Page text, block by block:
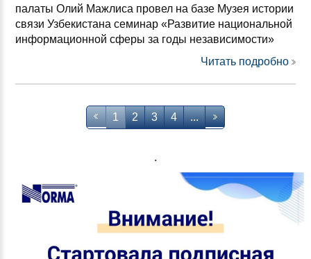
палаты Олий Мажлиса провел на базе Музея истории
связи Узбекистана семинар «Развитие национальной
информационной сферы за годы независимости»
Читать подробно
1 2 3 4 ...
.